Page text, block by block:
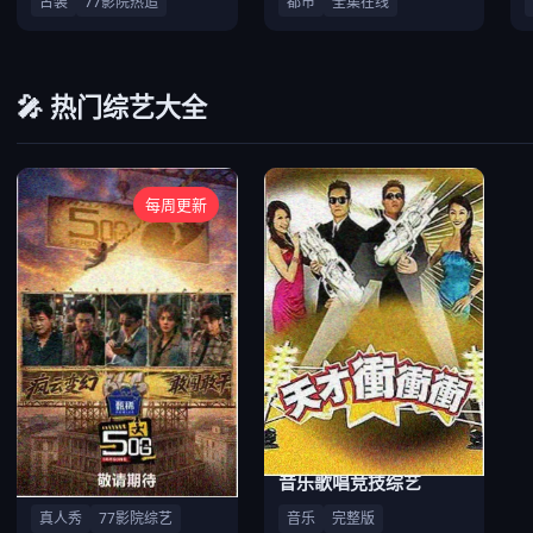
🎤 热门综艺大全
每周更新
户外竞技真人秀
真人秀 77影院综艺
音乐歌唱竞技综艺
音乐 完整版